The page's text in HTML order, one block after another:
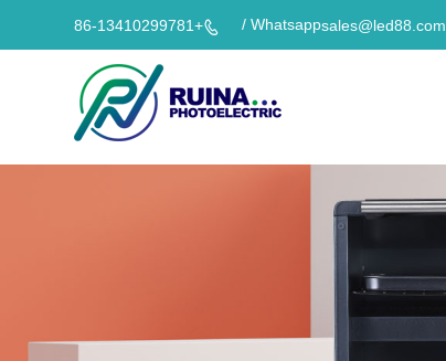
sales@led88.com
Whatsapp /

+86-13410299781